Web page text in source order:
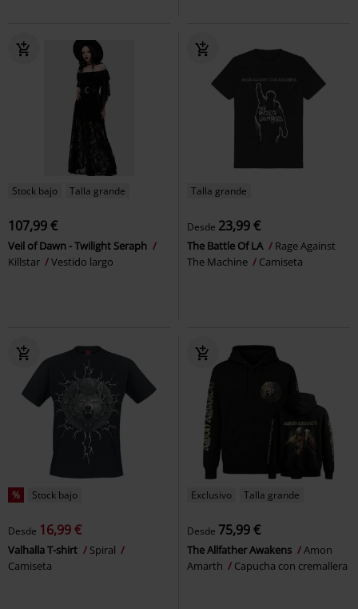
Stock bajo Talla grande
107,99 €
Veil of Dawn - Twilight Seraph
Killstar
Vestido largo
Talla grande
Desde 23,99 €
The Battle Of LA
Rage Against
The Machine
Camiseta
% Stock bajo
Desde 16,99 €
Valhalla T-shirt
Spiral
Camiseta
Exclusivo Talla grande
Desde 75,99 €
The Allfather Awakens
Amon
Amarth
Capucha con cremallera